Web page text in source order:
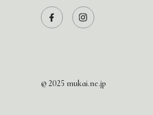
© 2025 mukai.ne.jp